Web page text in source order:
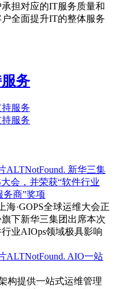
担对应的IT服务质量和
全面提升IT的整体服务
务
服务
服务
新华三集
大会，并荣获“软件行业
务商”奖项
海·GOPS全球运维大会正
下新华三集团出席本次
业AIOps领域极具影响
AIO一站
构提供一站式运维管理